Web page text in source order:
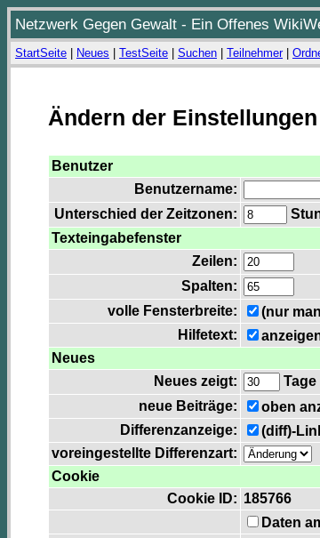
Netzwerk Gegen Gewalt - Ein Offenes
StartSeite Neues TestSeite Suchen Teilnehmer|
Ändern der Einstellungen
Benutzer
Benutzername:
Unterschied der Zeitzonen:
Texteingabefenster
Zeilen:
Spalten:
volle Fensterbreite:
(nur
Hilfetext:
Neues
Neues zeigt:
Tage
neue Beiträge:
oben
Differenzanzeige:
(diff)-
voreingestellte Differenzart:
Cookie
Cookie ID: 185766
Daten